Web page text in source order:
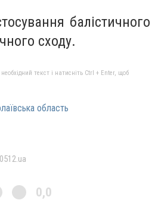
балістичного
сходу.
текст і натисніть Ctrl + Enter, щоб
область
0,0